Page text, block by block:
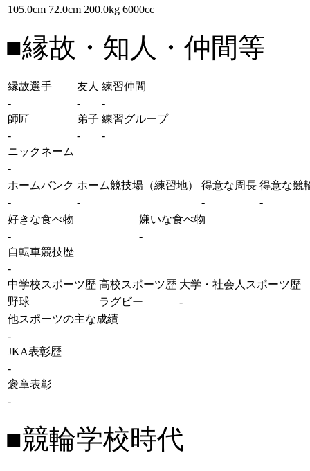
105.0cm 72.0cm 200.0kg 6000cc
■縁故・知人・仲間等
縁故選手 友人 練習仲間
-
-
-
師匠
弟子 練習グループ
-
-
-
ニックネーム
-
ホームバンク ホーム競技場（練習地） 得意な周長 得意な競
-
- -
-
好きな食べ物
嫌いな食べ物
-
-
自転車競技歴
-
中学校スポーツ歴 高校スポーツ歴 大学・社会人スポーツ歴
野球
ラグビー
-
他スポーツの主な成績
-
JKA表彰歴
-
褒章表彰
-
■競輪学校時代